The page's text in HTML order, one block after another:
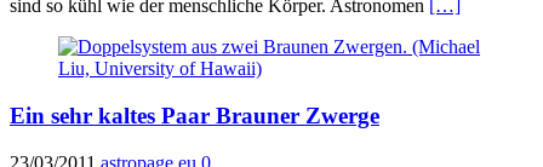
sind so kühl wie der menschliche Körper. Astronomen […]
Ein sehr kaltes Paar Brauner Zwerge
23/03/2011 astropage.eu 0